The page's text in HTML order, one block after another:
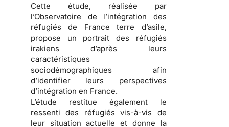
Cette étude, réalisée par
l’Observatoire de l’intégration des
réfugiés de France terre d’asile,
propose un portrait des réfugiés
irakiens d’après leurs
caractéristiques
sociodémographiques afin
d’identifier leurs perspectives
d’intégration en France.
L’étude restitue égalementle
ressenti des réfugiés vis-à-vis de
leur situation actuelle et donne la